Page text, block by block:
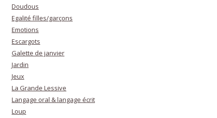
Doudous
Egalité filles/garçons
Emotions
Escargots
Galette de janvier
Jardin
Jeux
La Grande Lessive
Langage oral & langage écrit
Loup